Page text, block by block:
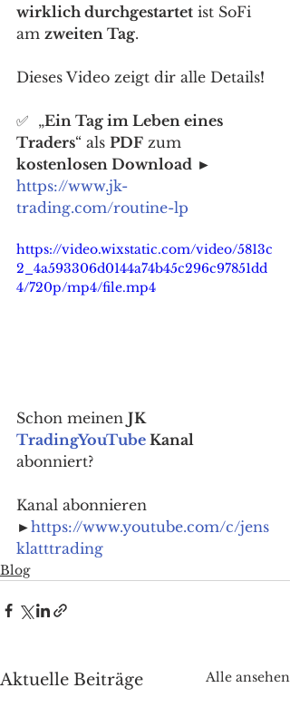
wirklich durchgestartet ist SoFi
am zweiten Tag.
Dieses Video zeigt dir alle Details!
✅  „Ein Tag im Leben eines
Traders“ als PDF zum
kostenlosen Download ►
https://www.jk-
trading.com/routine-lp
https://video.wixstatic.com/video/5813c
2_4a593306d0144a74b45c296c97851dd
4/720p/mp4/file.mp4
Schon meinen JK
TradingYouTube Kanal
abonniert?
Kanal abonnieren
►https://www.youtube.com/c/jens
klatttrading
Blog
Aktuelle Beiträge Alle ansehen